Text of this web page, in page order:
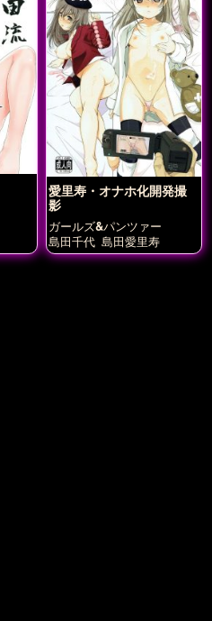
愛里寿・オナホ化開発撮
影
ガールズ&パンツァー
島田千代 島田愛里寿